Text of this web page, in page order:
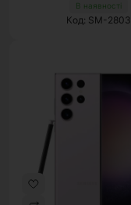
В наявності
Код: SM-2803